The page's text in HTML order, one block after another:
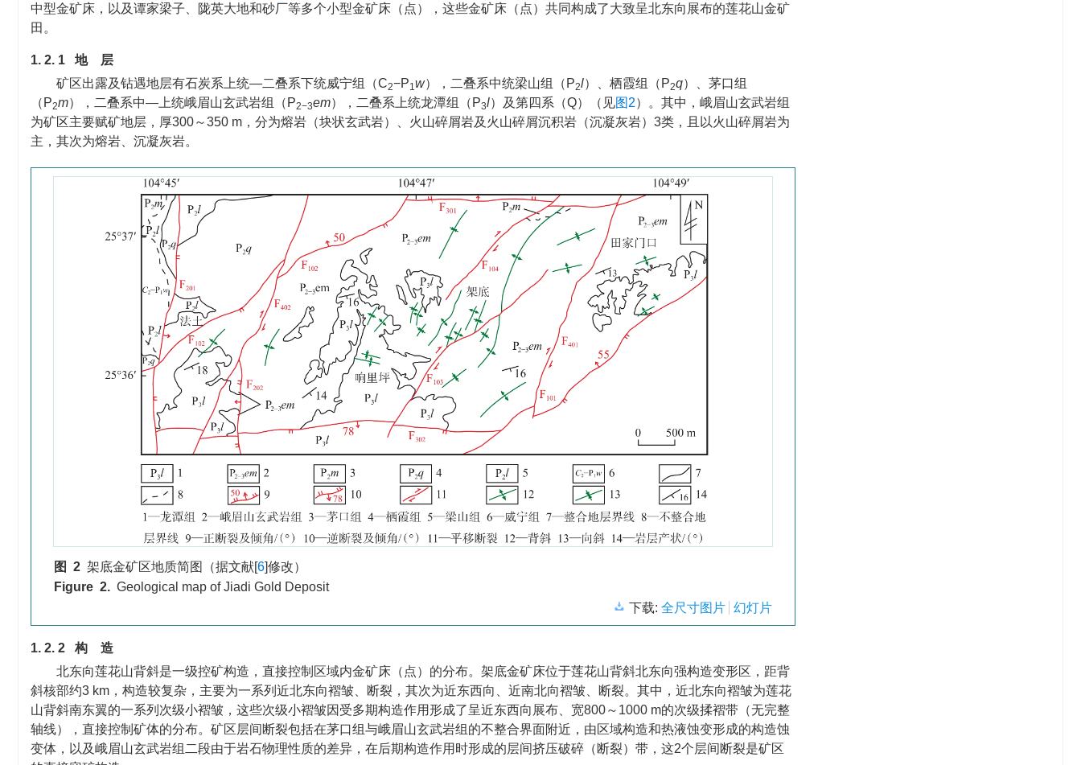
中型金矿床，以及谭家梁子、陇英大地和砂厂等多个小型金矿床（点），这些金矿床（点）共同构成了大致呈北东向展布的莲花山金矿
田。
1. 2. 1 地 层
矿区出露及钻遇地层有石炭系上统—二叠系下统威宁组（C2−P1 w），二叠系中统梁山组（P2l）、栖霞组（P2q）、茅口组
（P2m），二叠系中—上统峨眉山玄武岩组（P2−3em），二叠系上统龙潭组（P3l）及第四系（Q）（见图2）。其中，峨眉山玄武岩组
为矿区主要赋矿地层，厚300～350 m，分为熔岩（块状玄武岩）、火山碎屑岩及火山碎屑沉积岩（沉凝灰岩）3类，且以火山碎屑岩为
主，其次为熔岩、沉凝灰岩。
图 2 架底金矿区地质简图（据文献[6]修改）
Figure 2. Geological map of Jiadi Gold Deposit
下载: 全尺寸图片 幻灯片
1. 2. 2 构 造
北东向莲花山背斜是一级控矿构造，直接控制区域内金矿床（点）的分布。架底金矿床位于莲花山背斜北东向强构造变形区，距背
斜核部约3 km，构造较复杂，主要为一系列近北东向褶皱、断裂，其次为近东西向、近南北向褶皱、断裂。其中，近北东向褶皱为莲花
山背斜南东翼的一系列次级小褶皱，这些次级小褶皱因受多期构造作用形成了呈近东西向展布、宽800～ 1000 m的次级揉褶带（无完整
轴线），直接控制矿体的分布。矿区层间断裂包括在茅口组与峨眉山玄武岩组的不整合界面附近，由区域构造和热液蚀变形成的构造蚀
变体，以及峨眉山玄武岩组二段由于岩石物理性质的差异，在后期构造作用时形成的层间挤压破碎（断裂）带，这2个层间断裂是矿区